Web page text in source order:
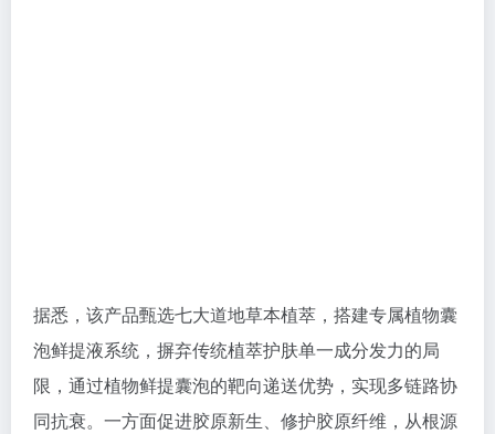
据悉，该产品甄选七大道地草本植萃，搭建专属植物囊
泡鲜提液系统，摒弃传统植萃护肤单一成分发力的局
限，通过植物鲜提囊泡的靶向递送优势，实现多链路协
同抗衰。一方面促进胶原新生、修护胶原纤维，从根源